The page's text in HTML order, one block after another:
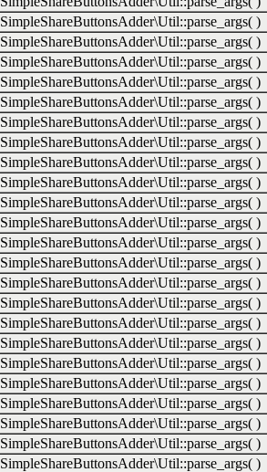
SimpleShareButtonsAdder\Util::parse_args( )
SimpleShareButtonsAdder\Util::parse_args( )
SimpleShareButtonsAdder\Util::parse_args( )
SimpleShareButtonsAdder\Util::parse_args( )
SimpleShareButtonsAdder\Util::parse_args( )
SimpleShareButtonsAdder\Util::parse_args( )
SimpleShareButtonsAdder\Util::parse_args( )
SimpleShareButtonsAdder\Util::parse_args( )
SimpleShareButtonsAdder\Util::parse_args( )
SimpleShareButtonsAdder\Util::parse_args( )
SimpleShareButtonsAdder\Util::parse_args( )
SimpleShareButtonsAdder\Util::parse_args( )
SimpleShareButtonsAdder\Util::parse_args( )
SimpleShareButtonsAdder\Util::parse_args( )
SimpleShareButtonsAdder\Util::parse_args( )
SimpleShareButtonsAdder\Util::parse_args( )
SimpleShareButtonsAdder\Util::parse_args( )
SimpleShareButtonsAdder\Util::parse_args( )
SimpleShareButtonsAdder\Util::parse_args( )
SimpleShareButtonsAdder\Util::parse_args( )
SimpleShareButtonsAdder\Util::parse_args( )
SimpleShareButtonsAdder\Util::parse_args( )
SimpleShareButtonsAdder\Util::parse_args( )